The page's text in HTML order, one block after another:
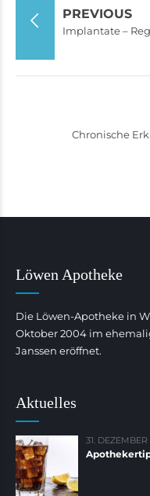
PREVIOUS
Implantate –
Chronische
Löwen Apotheke
Die Löwen-Apotheke in
Oktober 2004 im
Janssen eröffnet.
Aktuelles
31.